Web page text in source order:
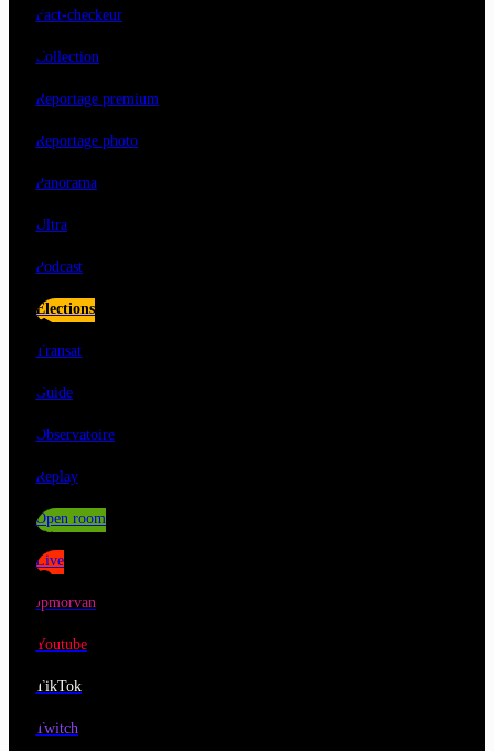
Fact-checkeur
Collection
Reportage premium
Reportage photo
Panorama
Ultra
Podcast
Elections
Transat
Guide
Observatoire
Replay
Open room
Live
Jpmorvan
Youtube
TikTok
Twitch